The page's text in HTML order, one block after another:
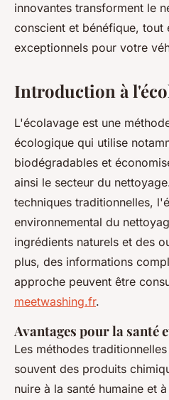
innovantes transforment le
conscient et bénéfique, tout
exceptionnels pour votre
Introduction à
L'écolavage est une
écologique qui utilise
biodégradables et
ainsi le secteur du
techniques traditionnelles,
environnemental du
ingrédients naturels et des
plus, des informations
approche peuvent être
meetwashing.fr.
Avantages pour la santé
Les méthodes
souvent des produits
nuire à la santé humaine et